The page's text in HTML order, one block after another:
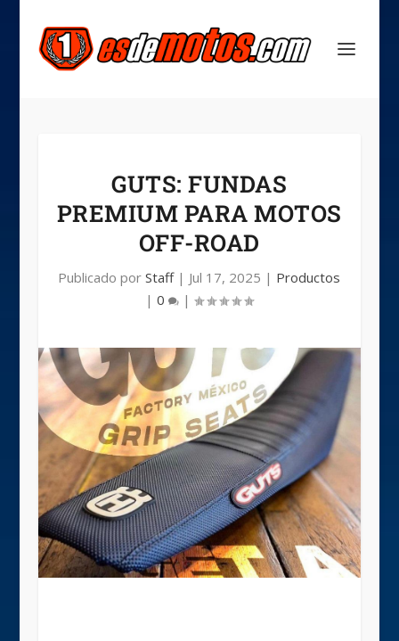
GUTS: FUNDAS
PREMIUM PARA MOTOS
OFF-ROAD
Publicado porStaff| Jul 17, 2025 | Productos
|0 |